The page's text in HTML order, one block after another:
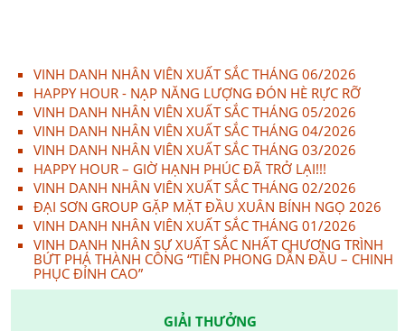
VINH DANH NHÂN VIÊN XUẤT SẮC THÁNG 06/2026
HAPPY HOUR - NẠP NĂNG LƯỢNG ĐÓN HÈ RỰC RỠ
VINH DANH NHÂN VIÊN XUẤT SẮC THÁNG 05/2026
VINH DANH NHÂN VIÊN XUẤT SẮC THÁNG 04/2026
VINH DANH NHÂN VIÊN XUẤT SẮC THÁNG 03/2026
HAPPY HOUR – GIỜ HẠNH PHÚC ĐÃ TRỞ LẠI!!!
VINH DANH NHÂN VIÊN XUẤT SẮC THÁNG 02/2026
ĐẠI SƠN GROUP GẶP MẶT ĐẦU XUÂN BÍNH NGỌ 2026
VINH DANH NHÂN VIÊN XUẤT SẮC THÁNG 01/2026
VINH DANH NHÂN SỰ XUẤT SẮC NHẤT CHƯƠNG TRÌNH
BỨT PHÁ THÀNH CÔNG “TIÊN PHONG DẪN ĐẦU – CHINH
PHỤC ĐỈNH CAO”
GIẢI THƯỞNG